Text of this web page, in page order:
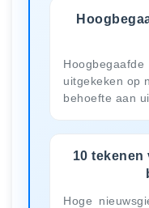
uitgekeken op
behoefte aan
10 tekenen
Hoge